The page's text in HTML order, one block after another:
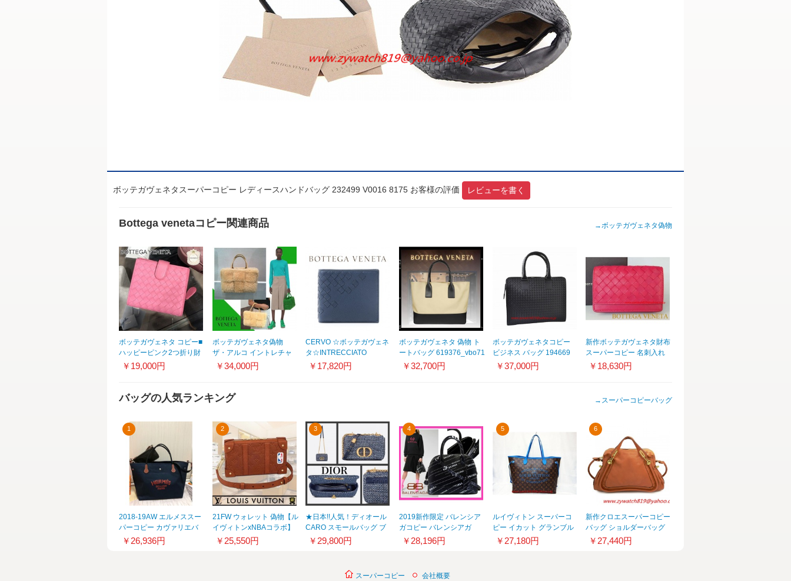
ボッテガヴェネタスーパーコピー レディースハンドバッグ 232499 V0016 8175 お客様の評価 レビューを書く
Bottega venetaコピー関連商品 →ボッテガヴェネタ偽物
ボッテガヴェネタ コピー■
ハッピーピンク2つ折り財
布121059V001N5614
￥19,000円
ボッテガヴェネタ偽物
ザ・アルコ イントレチャ
ートシアリングトート
￥34,000円
CERVO ☆ボッテガヴェネ
タ☆INTRECCIATO
DETAILS 折り財布 DENIM
￥17,820円
ボッテガヴェネタ 偽物 ト
ートバッグ 619376_vbo71
￥32,700円
ボッテガヴェネタコピー
ビジネス バッグ 194669
V4651 1000
￥37,000円
新作ボッテガヴェネタ財布
スーパーコピー 名刺入れ
名刺ケース カードケース
￥18,630円
バッグの人気ランキング → スーパーコピーバッグ
1
2018-19AW エルメススー
パーコピー カヴァリエバ
ッグ トート
￥26,936円
2
21FW ウォレット 偽物【ル
イヴィトンxNBAコラボ】
ボール ソフトトランク ウ
￥25,550円
3
★日本!!人気！ディオール
CARO スモールバッグ ブ
ルーツイード 偽物
￥29,800円
4
2019新作限定 バレンシア
ガコピー バレンシアガ
Ville Bag S 大人気商品
￥28,196円
5
ルイヴィトン スーパーコ
ピー イカット グランブル
ー サマーコレクション
￥27,180円
6
新作クロエスーパーコピー
バッグ ショルダーバッグ
レディース 2Way 8HS890
￥27,440円
スーパーコピー 会社概要